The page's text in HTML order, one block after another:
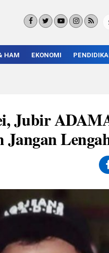
HAM EKONOMI
Jubir